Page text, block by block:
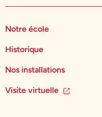
Notre école
Historique
Nos installations
Visite virtuelle